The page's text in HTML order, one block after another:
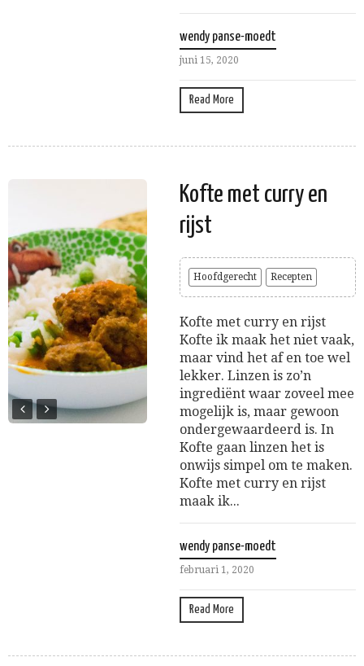
wendy panse-moedt
juni 15, 2020
Read More
Kofte met curry en
rijst
Hoofdgerecht Recepten
Kofte met curry en rijst
Kofte ik maak het niet vaak,
maar vind het af en toe wel
lekker. Linzen is zo’n
ingrediënt waar zoveel mee
mogelijk is, maar gewoon
ondergewaardeerd is. In
Kofte gaan linzen het is
onwijs simpel om te maken.
Kofte met curry en rijst
maak ik...
wendy panse-moedt
februari 1, 2020
Read More